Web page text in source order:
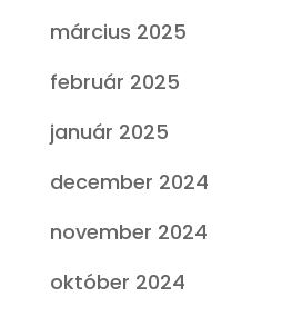
március 2025
február 2025
január 2025
december 2024
november 2024
október 2024